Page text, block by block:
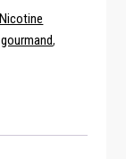
gourmand,